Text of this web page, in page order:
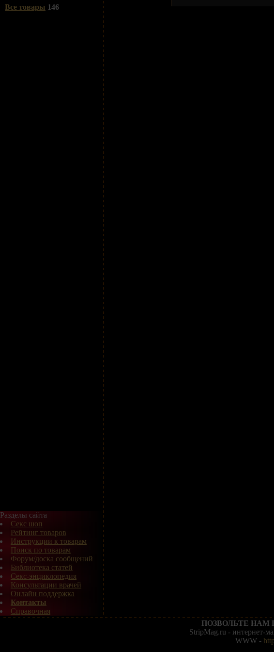
Все товары 146
Разделы сайта
Секс шоп
Рейтинг товаров
Инструкции к товарам
Поиск по товарам
Форум/доска сообщений
Библиотека статей
Секс-энциклопедия
Консультации врачей
Онлайн поддержка
Контакты
Справочная
ПОЗВОЛЬТЕ НАМ
StripMag.ru - интернет-
WWW -